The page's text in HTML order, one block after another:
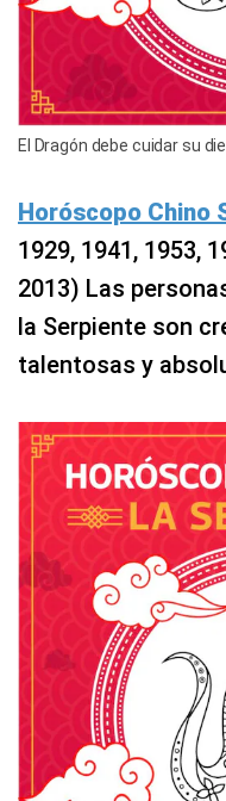
El Dragón debe cuidar su
Horóscopo Chino
1929, 1941, 1953,
2013) Las
la Serpiente son
talentosas y